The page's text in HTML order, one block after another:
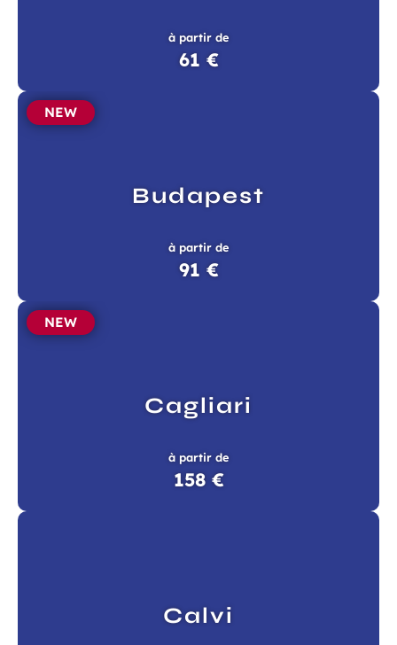
à partir de
61 €
Budapest
NEW
à partir de
91 €
Cagliari
NEW
à partir de
158 €
Calvi